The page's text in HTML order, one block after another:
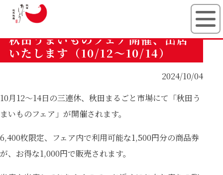
有限会社秋田
秋田うまいものフェア開催、出店
いたします（10/12～10/14）
2024/10/04
10月12～14日の三連休、 秋田まるごと市場にて「秋田う
まいものフェア」が開催されます。
6,400枚限定、フェア内で利用可能な1,500円分の商品券
が、お得な1,000円で販売されます。